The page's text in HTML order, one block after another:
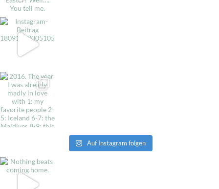
Auf Instagram folgen